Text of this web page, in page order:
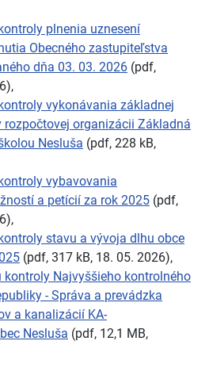
plnenia uznesení
Obecného zastupiteľstva
dňa 03. 03. 2026 (pdf,
vykonávania základnej
rozpočtovej organizácii Základná
Nesluša (pdf, 228 kB,
vybavovania
a petícií za rok 2025 (pdf,
stavu a vývoja dlhu obce
(pdf, 317 kB, 18. 05. 2026),
kontroly Najvyššieho kontrolného
- Správa a prevádzka
a kanalizácií KA-
Nesluša (pdf, 12,1 MB,